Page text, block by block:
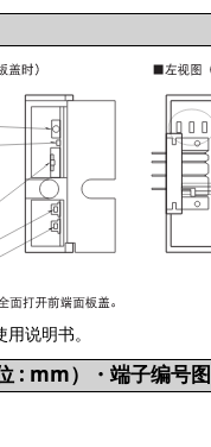
说明书。
: mm）・端子编号图